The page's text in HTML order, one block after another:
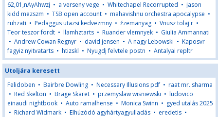
62,01,nAyAhwzj • a verseny vege • Whitechapel Recorrupted • jason
kidd mezszm • TSB open account • mahavishnu orchestra apocalypse •
ruhzati • Pedaggus utazsi kedvezmny • źzemanyag • Vnusz tolaj r •
Teor teszor fordt • llamhztarts • Ruander vlemnyek • Giulia Ammannati
• Andrew Cowan Regnyr • david jensen • A nagy Lebowski • Kaposvr
fagyiz nyitvatarts • htizskl • Nyugdj felvtele postn • Antalyai repltr
Utoljára keresett
Felidoben • Bairbre Dowling • Necessary Illusions pdf • raat mr. sharma
• Red Skelton • Brage Skaret • przemyslaw wisniewski • ludovico
einaudi nightbook • Auto ramalhense • Monica Swinn • gyed utalás 2025
• Richard Widmark • Elhúzódó agyhártyagyulladás • eredetis •